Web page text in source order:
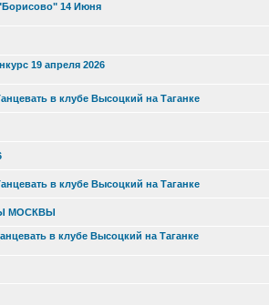
14 Июня
19 апреля 2026
в клубе Высоцкий на Таганке
в клубе Высоцкий на Таганке
МОСКВЫ
в клубе Высоцкий на Таганке